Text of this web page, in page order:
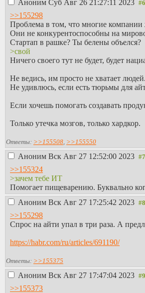
Аноним Суб Авг 26 21:27:11 2023
>>155298
Проблема в том, что многие
Они не конкурентоспособны на
Стартап в рашке? Ты белены объелся?
>свой
Ничего своего тут не будет, будет
Не ведись, им просто не хватает людей.
Не удивлюсь, если есть тюрьмы для
Если хочешь помогать создавать
Только утечка мозгов, только хардкор.
Ответы: >>155508, >>155550
Аноним Вск Авг 27 12:52:00 2023
>>155324
>зачем тебе ИТ
Помогает пищеварению. Буквально
Аноним Вск Авг 27 17:25:42 2023
>>155298
Спрос на айти упал в три раза. А
https://habr.com/ru/articles/691190/
Ответы: >>155375
Аноним Вск Авг 27 17:47:04 2023
>>155373